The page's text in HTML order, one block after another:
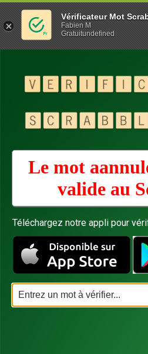
Le mot
valide au
Téléchargez notre appli pour
Vérificateur Mot
Fabien M
Gratuitundefined